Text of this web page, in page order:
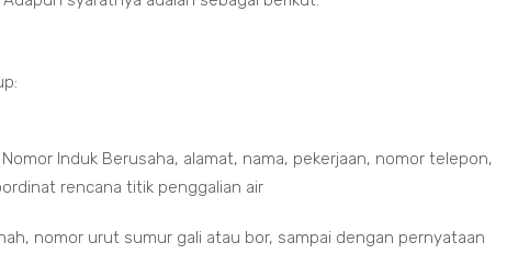
Induk Berusaha, alamat, nama, pekerjaan, nomor telepon,
rencana titik penggalian air
nomor urut sumur gali atau bor, sampai dengan pernyataan